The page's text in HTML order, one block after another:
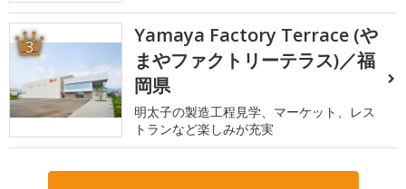
3
Yamaya Factory Terrace (や
まやファクトリーテラス)／福
岡県
明太子の製造工程見学、マーケット、レス
トランなど楽しみが充実